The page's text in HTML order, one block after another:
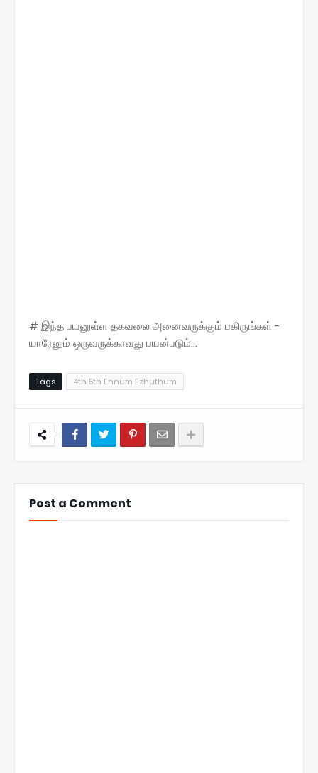
# இந்த பயனுள்ள தகவலை அனைவருக்கும் பகிருங்கள் -
யாரேனும் ஒருவருக்காவது பயன்படும்...
Tags 4th 5th Ennum Ezhuthum
Post a Comment